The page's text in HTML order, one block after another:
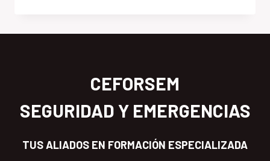
CEFORSEM
SEGURIDAD Y EMERGENCIAS
TUS ALIADOS EN FORMACIÓN ESPECIALIZADA